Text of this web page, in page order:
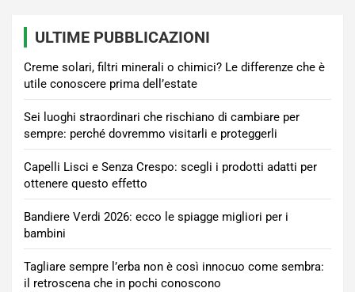
ULTIME PUBBLICAZIONI
Creme solari, filtri minerali o chimici? Le differenze che è
utile conoscere prima dell’estate
Sei luoghi straordinari che rischiano di cambiare per
sempre: perché dovremmo visitarli e proteggerli
Capelli Lisci e Senza Crespo: scegli i prodotti adatti per
ottenere questo effetto
Bandiere Verdi 2026: ecco le spiagge migliori per i
bambini
Tagliare sempre l’erba non è così innocuo come sembra:
il retroscena che in pochi conoscono